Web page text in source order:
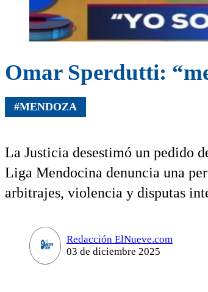
Omar Sperdutti:
#MENDOZA
La Justicia desestimó un pedido
Liga Mendocina denuncia una
arbitrajes, violencia y disputas
Redacción ElNueve.com
03 de diciembre 2025